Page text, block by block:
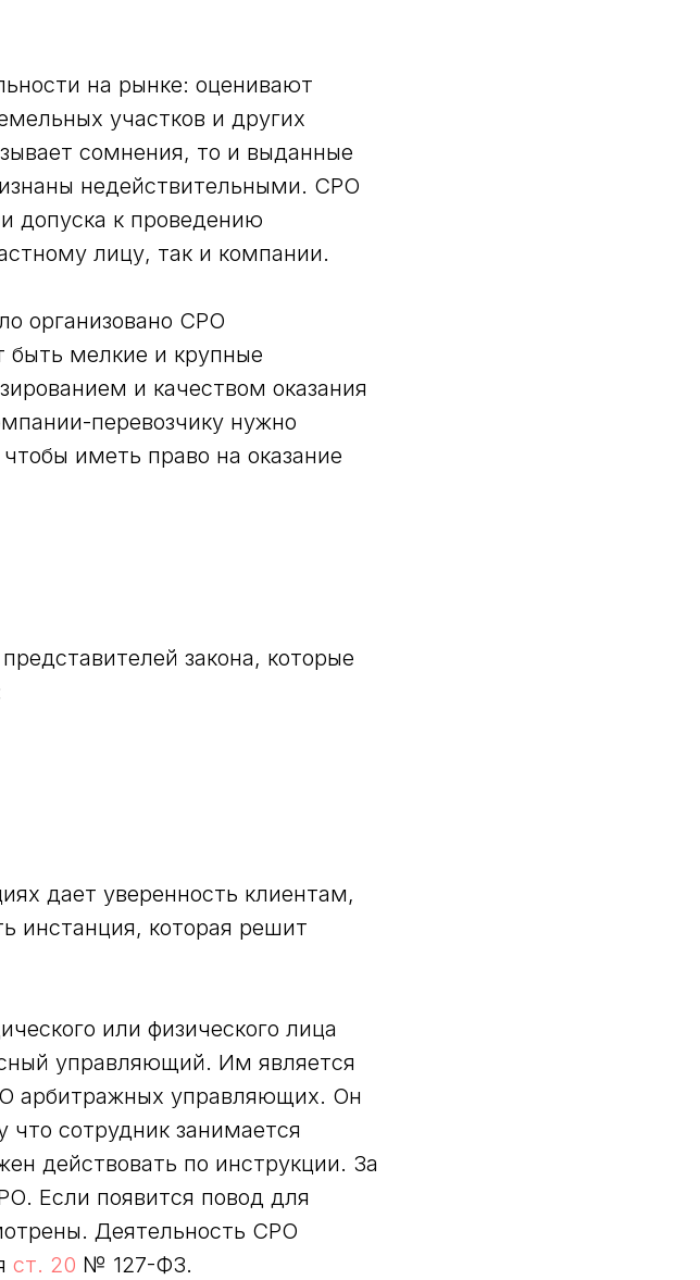
на рынке: оценивают
участков и других
сомнения, то и выданные
недействительными. СРО
допуска к проведению
лицу, так и компании.
организовано СРО
быть мелкие и крупные
и качеством оказания
перевозчику нужно
иметь право на оказание
закона, которые
дает уверенность клиентам,
инстанция, которая решит
или физического лица
управляющий. Им является
арбитражных управляющих. Он
сотрудник занимается
действовать по инструкции. За
Если появится повод для
Деятельность СРО
ст. 20 № 127-ФЗ.